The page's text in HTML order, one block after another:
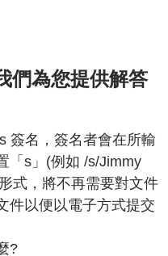
們為您提供解答
簽名，簽名者會在所輸
「s」(例如 /s/Jimmy
式，將不再需要對文件
件以便以電子方式提交
?